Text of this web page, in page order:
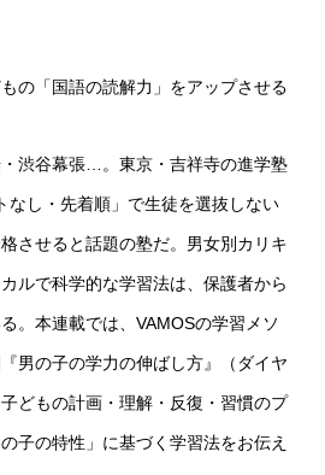
の「国語の読解力」をアップさせる
渋谷幕張…。東京・吉祥寺の進学塾
なし・先着順」で生徒を選抜しない
させると話題の塾だ。男女別カリキ
ルで科学的な学習法は、保護者から
。本連載では、VAMOSの学習メソ
男の子の学力の伸ばし方』（ダイヤ
どもの計画・理解・反復・習慣のプ
子の特性」に基づく学習法をお伝え